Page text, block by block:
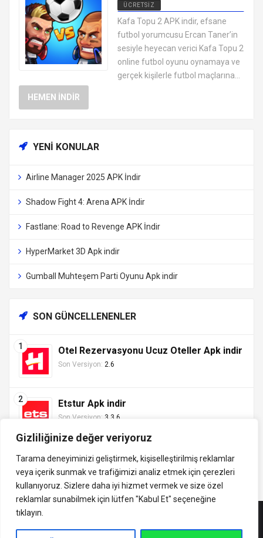
Gizliliğinize değer veriyoruz
Tarama deneyiminizi geliştirmek, kişiselleştirilmiş reklamlar
veya içerik sunmak ve trafiğimizi analiz etmek için çerezleri
kullanıyoruz. Sizlere daha iyi hizmet vermek ve size özel
reklamlar sunabilmek için lütfen "Kabul Et" seçeneğine
tıklayın.
ÜCRETSIZ
EN İYI ANDROID APK OYUNLARI
ÜCRETSIZ
Kafa Topu 2 APK indir, efsane
futbol yorumcusu Ercan Taner’in
sesiyle heyecan verici Kafa Topu 2
online futbol oyunu oynamaya ve
gerçek kişilerle futbol maçlarına...
HEMEN İNDIR
YENI KONULAR
Airline Manager 2025 APK İndir
Shadow Fight 4: Arena APK İndir
Fastlane: Road to Revenge APK İndir
HyperMarket 3D Apk indir
Gumball Muhteşem Parti Oyunu Apk indir
SON GÜNCELLENENLER
Otel Rezervasyonu Ucuz Oteller Apk indir
Son Versiyon: 2.6
Etstur Apk indir
Son Versiyon: 3.3.6
indirVip.com, en güvenilir ve hızlı APK indirme platformudur! En
popüler Android oyunları, uygulamaları, müzik, video ve eğitim
APK'larını güvenli ve ücretsiz indirin. Güncel sürümler, mod